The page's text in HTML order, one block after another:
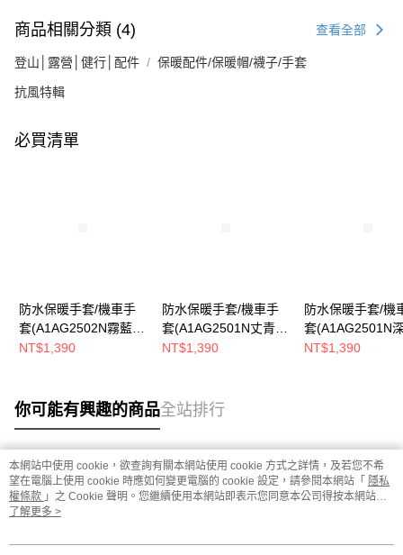
商品相關分類 (4) 查看全部
登山│露營│健行│配件 保暖配件/保暖帽/襪子/手套
抗風特輯
必買清單
防水保暖手套/機車手
套(A1AG2502N霧藍/
防風/通勤手套/防水/保
NT$1,390
防水保暖手套/機車手
套(A1AG2501N丈青/
防風/通勤手套/防水/保
NT$1,390
防水保暖手套/機
套(A1AG2501N
防風/通勤手套/防
NT$1,390
你可能有興趣的商品全站排行
熱門標籤
本網站中使用 cookie，欲查詢有關本網站使用 cookie 方式之詳情，及若您不希
望在電腦上使用 cookie 時應如何變更電腦的 cookie 設定，請參閱本網站「 隱私
權條款 」之 Cookie 聲明。您繼續使用本網站即表示您同意本公司得按本網站使
用條款之 Cookie 聲明使用 cookie。
了解更多 >